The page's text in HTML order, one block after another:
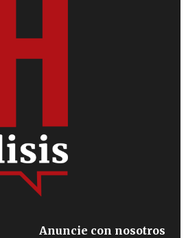
Anuncie con nosotros